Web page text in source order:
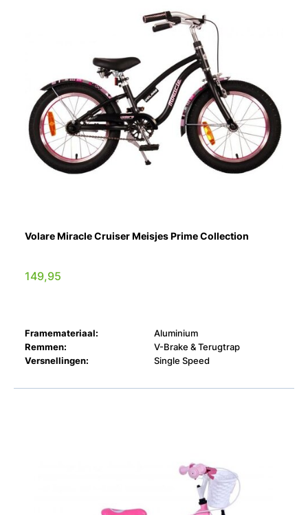
Volare Miracle Cruiser Meisjes Prime Collection
149,95
Framemateriaal:
Aluminium
Remmen:
V-Brake & Terugtrap
Versnellingen:
Single Speed